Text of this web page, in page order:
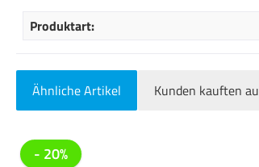
Produktart:
Ähnliche Artikel Kunden kauften
Produktgalerie überspringen
- 20%